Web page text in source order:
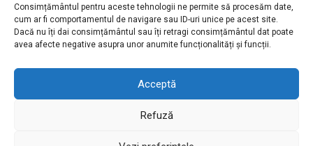
Consimțământul pentru aceste tehnologii ne permite să procesăm date,
cum ar fi comportamentul de navigare sau ID-uri unice pe acest site.
Dacă nu îți dai consimțământul sau îți retragi consimțământul dat poate
avea afecte negative asupra unor anumite funcționalități și funcții.
Acceptă
Refuză